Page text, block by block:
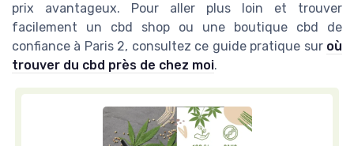
prix avantageux. Pour aller plus loin et trouver
facilement un cbd shop ou une boutique cbd de
confiance à Paris 2, consultez ce guide pratique sur où
trouver du cbd près de chez moi.